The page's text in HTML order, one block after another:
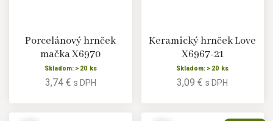
Porcelánový hrnček
mačka X6970
Skladom: > 20 ks
3,74 € s DPH
Keramický hrnček Love
X6967-21
Skladom: > 20 ks
3,09 €s DPH